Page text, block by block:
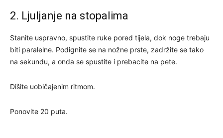
2. Ljuljanje na stopalima
Stanite uspravno, spustite ruke pored tijela, dok noge trebaju
biti paralelne. Podignite se na nožne prste, zadržite se tako
na sekundu, a onda se spustite i prebacite na pete.
Dišite uobičajenim ritmom.
Ponovite 20 puta.